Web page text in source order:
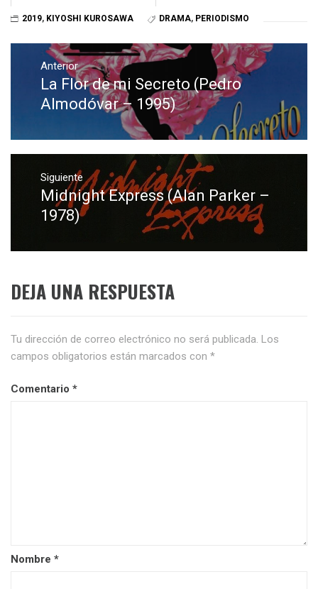
2019, KIYOSHI KUROSAWA DRAMA, PERIODISMO
Navegación
entradas
Anterior
Entrada
anterior:
La Flor de mi Secreto (Pedro
Almodóvar – 1995)
Siguiente
Entrada
siguiente:
Midnight Express (Alan Parker –
1978)
DEJA UNA RESPUESTA
Tu dirección de correo electrónico no será publicada. Los
campos obligatorios están marcados con *
Comentario *
Nombre *